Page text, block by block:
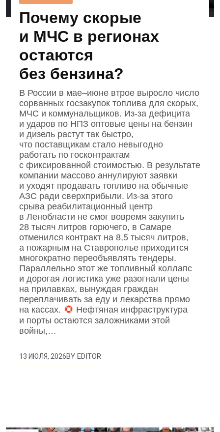
Почему скорые
и МЧС в регионах
остаются
без бензина?
В России в мае–июне втрое выросло число
сорванных госзакупок топлива для скорых,
МЧС и коммунальщиков. Из‑за дефицита
и ударов по НПЗ оптовые цены на бензин
и дизель растут так быстро,
что поставщикам стало невыгодно
работать по госконтрактам
с фиксированной стоимостью. В результате
компании массово аннулируют заявки
и уходят продавать топливо на обычные
АЗС ради сверхприбыли. Из‑за этого
срыва реабилитационный центр
в Ленобласти не смог вовремя закупить
28 тысяч литров горючего, в Самаре
отменился контракт на 8,5 тысяч литров,
а пожарным на Ставрополье приходится
многократно переобъявлять тендеры.
Параллельно этот же топливный коллапс
и дорогая логистика уже разогнали цены
на прилавках, вынуждая граждан
переплачивать за еду и лекарства прямо
на кассах.
Нефтяная инфраструктура
и порты остаются заложниками этой
войны,…
13 ИЮЛЯ, 2026BYEDITOR